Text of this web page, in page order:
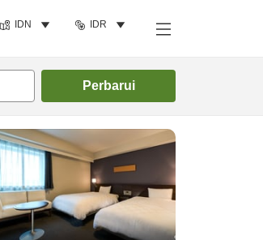
IDN IDR
Perbarui
Cari kamar